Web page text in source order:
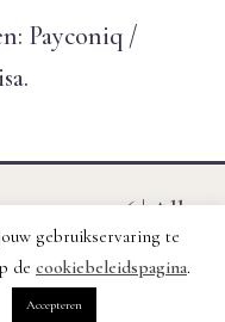
Payconiq /
2011 - 2026 | Alle
gemaakt
.
gebruikservaring te
de cookiebeleidspagina.
Accepteren